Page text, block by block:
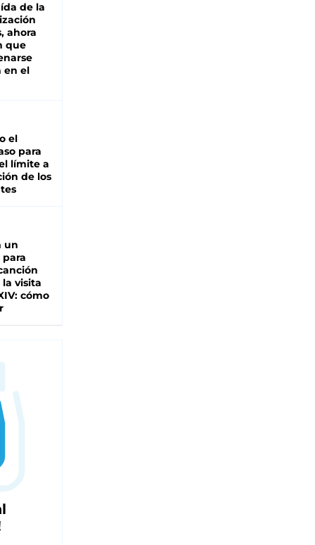
de la
ahora
que
en el
el
para
límite a
de los
un
para
visita
cómo